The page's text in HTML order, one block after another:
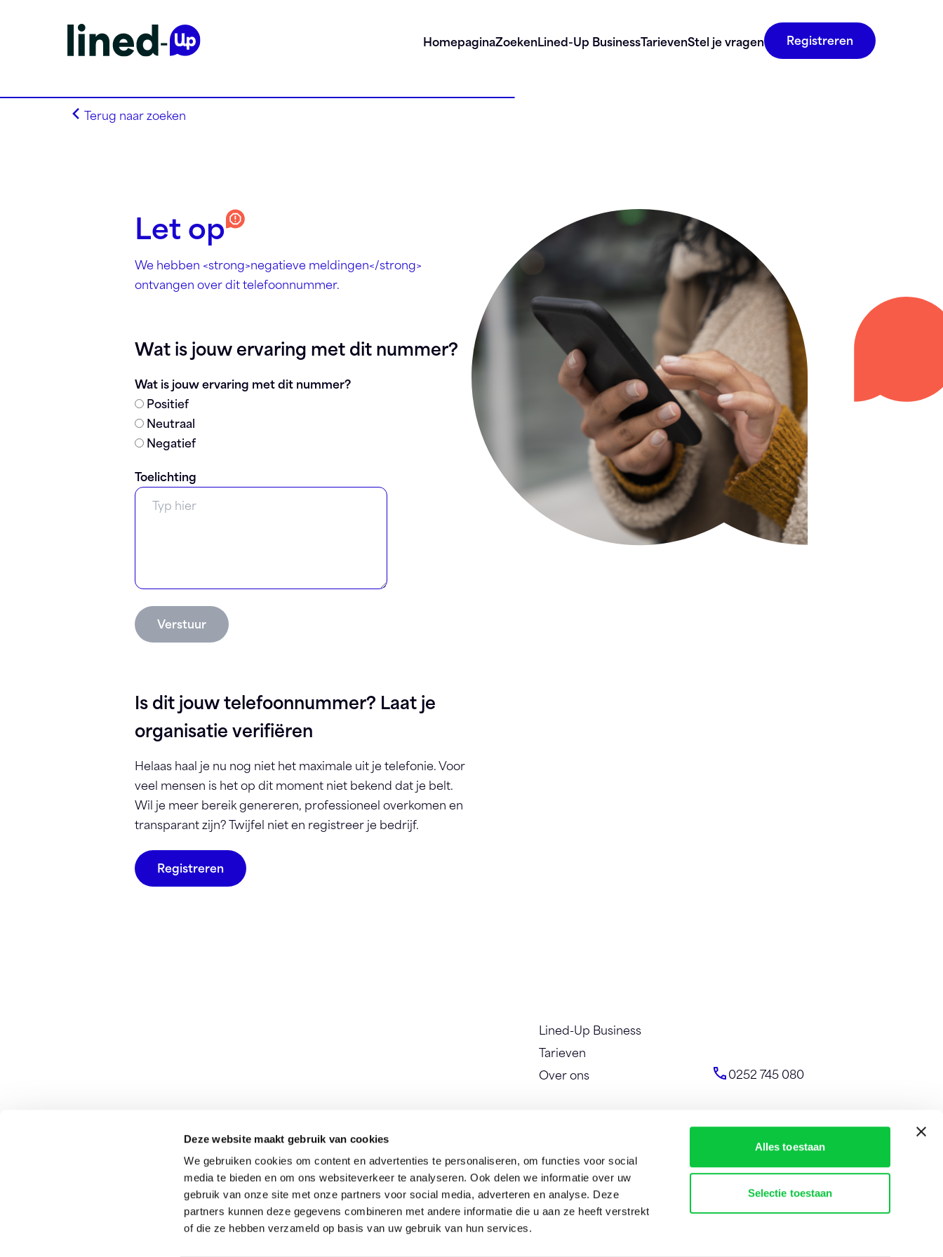
Deze website maakt gebruik van cookies
We gebruiken cookies om content en advertenties te personaliseren, om functies voor social
media te bieden en om ons websiteverkeer te analyseren. Ook delen we informatie over uw
gebruik van onze site met onze partners voor social media, adverteren en analyse. Deze
partners kunnen deze gegevens combineren met andere informatie die u aan ze heeft verstrekt
of die ze hebben verzameld op basis van uw gebruik van hun services.
Alles toestaan
Selectie toestaan
HomepaginaZoekenLined-Up BusinessTarievenStel je vragen Registreren
Terug naar zoeken
Let op
We hebben <strong>negatieve meldingen</strong>
ontvangen over dit telefoonnummer.
Wat is jouw ervaring met dit nummer?
Wat is jouw ervaring met dit nummer?
Positief
Neutraal
Negatief
Toelichting
Verstuur
Is dit jouw telefoonnummer? Laat je
organisatie verifiëren
Helaas haal je nu nog niet het maximale uit je telefonie. Voor
veel mensen is het op dit moment niet bekend dat je belt.
Wil je meer bereik genereren, professioneel overkomen en
transparant zijn? Twijfel niet en registreer je bedrijf.
Registreren
Lined-Up Business
Tarieven
Over ons
0252 745 080
Search on alphabet
Search on Area Code
Lined-Up Business